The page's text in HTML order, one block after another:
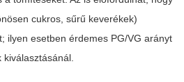
cukros, sűrű keverékek)
ilyen esetben érdemes PG/VG arányt